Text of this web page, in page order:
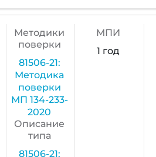
Методики
поверки
81506-21:
Методика
поверки
МП 134-233-
2020
Описание
типа
81506-21:
МПИ
1 год